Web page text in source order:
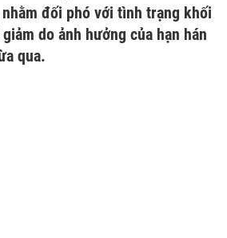
đối phó với tình trạng khối
do ảnh hưởng của hạn hán
qua.